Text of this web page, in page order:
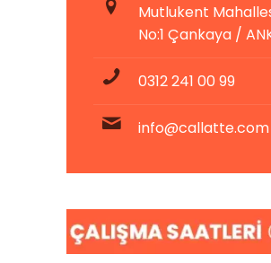
Mutlukent
No:1 Çankaya /
0312 241 00 99
info@callatte.com